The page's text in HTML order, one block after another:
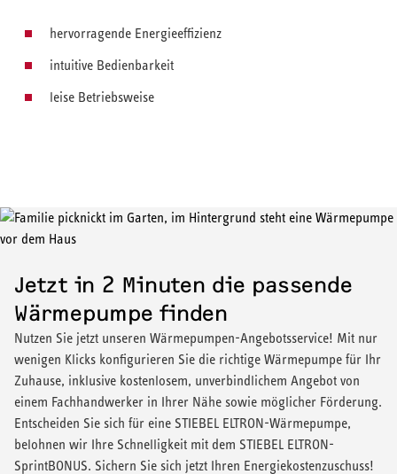
hervorragende Energieeffizienz
intuitive Bedienbarkeit
leise Betriebsweise
Jetzt in 2 Minuten die passende
Wärmepumpe finden
Nutzen Sie jetzt unseren Wärmepumpen-Angebotsservice! Mit nur
wenigen Klicks konfigurieren Sie die richtige Wärmepumpe für Ihr
Zuhause, inklusive kostenlosem, unverbindlichem Angebot von
einem Fachhandwerker in Ihrer Nähe sowie möglicher Förderung.
Entscheiden Sie sich für eine STIEBEL ELTRON-Wärmepumpe,
belohnen wir Ihre Schnelligkeit mit dem STIEBEL ELTRON-
SprintBONUS. Sichern Sie sich jetzt Ihren Energiekostenzuschuss!